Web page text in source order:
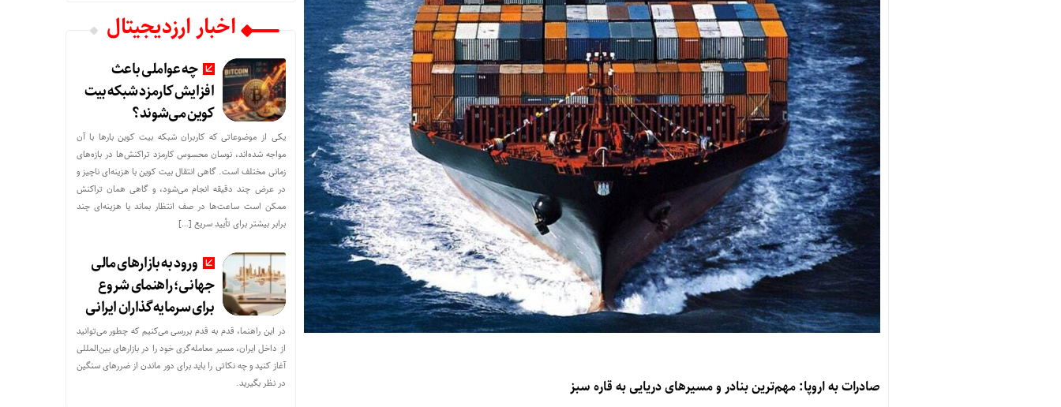
صادرات به اروپا:مهم‌ترین بنادر و مسیرهای دریایی به قاره سبز
اخبار ارزدیجیتال
چه عواملی باعث
افزایش کارمزد شبکه بیت
کوین می‌شوند؟
یکی از موضوعاتی که کاربران شبکه بیت کوین بارها با آن
مواجه شده‌اند، نوسان محسوس کارمزد تراکنش‌ها در بازه‌های
زمانی مختلف است. گاهی انتقال بیت کوین با هزینه‌ای ناچیز و
در عرض چند دقیقه انجام می‌شود، و گاهی همان تراکنش
ممکن است ساعت‌ها در صف انتظار بماند یا هزینه‌ای چند
برابر بیشتر برای تأیید سریع […]
ورود به بازارهای مالی
جهانی؛ راهنمای شروع
برای سرمایه‌گذاران ایرانی
در این راهنما، قدم به قدم بررسی می‌کنیم که چطور می‌توانید
از داخل ایران، مسیر معامله‌گری خود را در بازارهای بین‌المللی
آغاز کنید و چه نکاتی را باید برای دور ماندن از ضررهای سنگین
در نظر بگیرید.